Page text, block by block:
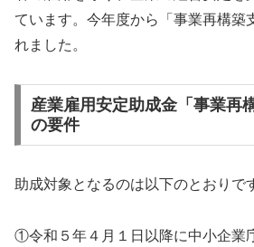
ています。今年度から「事業再構築
れました。
産業雇用安定助成金「事業再
の要件
助成対象となるのは以下のとおりで
①令和５年４月１日以降に中小企業